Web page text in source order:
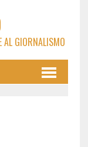
AL GIORNALISMO